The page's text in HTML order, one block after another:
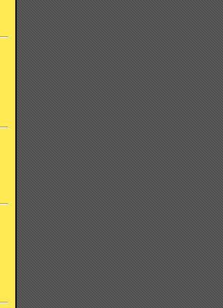
Najsympatickejšia osobnosť slovenskej politiky